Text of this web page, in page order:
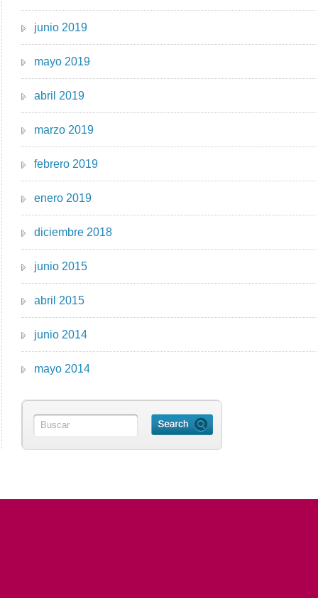
junio 2019
mayo 2019
abril 2019
marzo 2019
febrero 2019
enero 2019
diciembre 2018
junio 2015
abril 2015
junio 2014
mayo 2014